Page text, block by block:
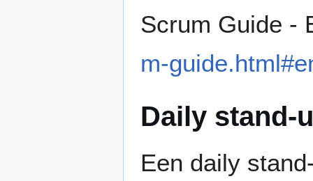
Scrum Guide -
m-
Daily stand-
Een daily